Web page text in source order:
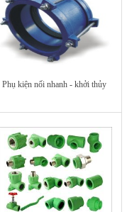
Phụ kiện nối nhanh - khởi thủy